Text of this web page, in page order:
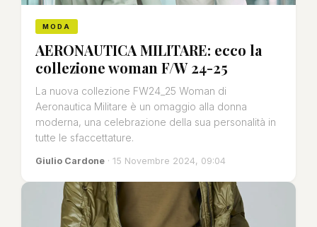
MODA
AERONAUTICA MILITARE: ecco la
collezione woman F/W 24-25
La nuova collezione FW24_25 Woman di
Aeronautica Militare è un omaggio alla donna
moderna, una celebrazione della sua personalità in
tutte le sfaccettature.
Giulio Cardone · 15 Novembre 2024, 09:04